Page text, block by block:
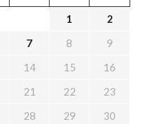
1
2
7 8
9
14 15
16
21 22
23
28 29
30